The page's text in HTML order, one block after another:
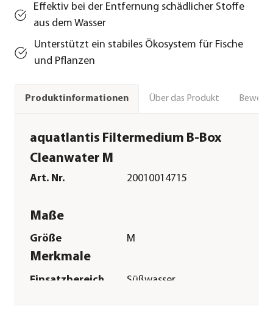
Effektiv bei der Entfernung schädlicher Stoffe
aus dem Wasser
Unterstützt ein stabiles Ökosystem für Fische
und Pflanzen
Produktinformationen Über das Produkt
aquatlantis Filtermedium B-Box
Cleanwater M
Art. Nr. 20010014715
Maße
Größe M
Merkmale
Einsatzbereich Süßwasser